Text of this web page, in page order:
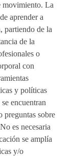
movimiento. La
aprender a
partiendo de la
de la
o
con
y políticas
encuentran
preguntas sobre
es necesaria
se amplía
y/o